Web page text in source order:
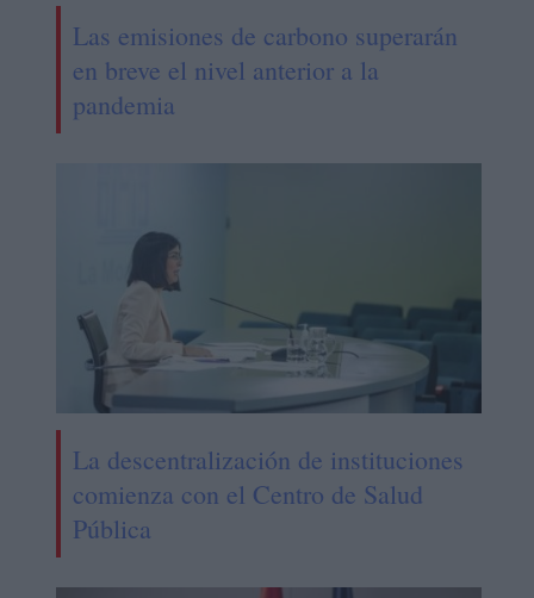
Las emisiones de carbono superarán
en breve el nivel anterior a la
pandemia
La descentralización de instituciones
comienza con el Centro de Salud
Pública